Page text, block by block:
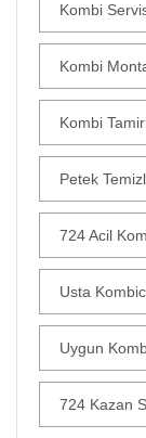
Kombi
Kombi
Kombi
Petek
724 Acil
Usta
Uygun
724 Kazan